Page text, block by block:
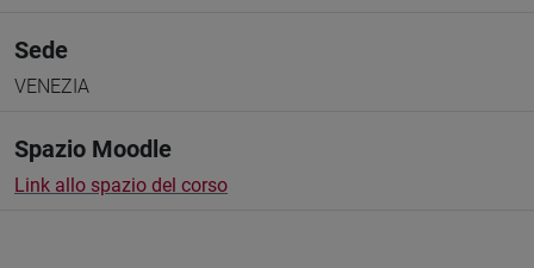
Sede
VENEZIA
Spazio Moodle
Link allo spazio del corso